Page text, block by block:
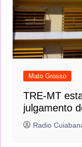
Mato Grosso
TRE-MT
julgamento
Radio